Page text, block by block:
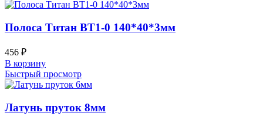
Полоса Титан ВТ1-0 140*40*3мм
456 ₽
В корзину
Быстрый просмотр
Латунь пруток 8мм